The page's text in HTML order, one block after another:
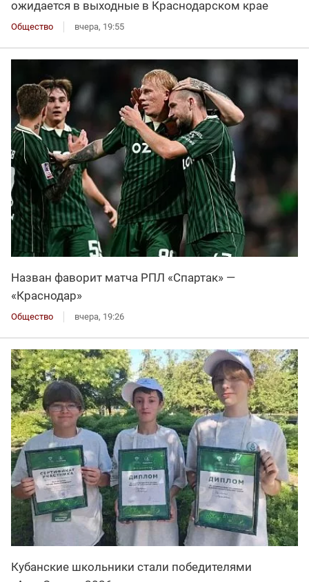
ожидается в выходные в Краснодарском крае
Общество вчера, 19:55
Назван фаворит матча РПЛ «Спартак» —
«Краснодар»
Общество вчера, 19:26
Кубанские школьники стали победителями